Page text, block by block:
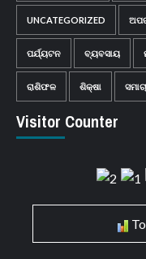
UNCATEGORIZED
ପର୍ଯ୍ୟଟନ ବ୍ୟବସାୟ
ରାଶିଫଳ ଶିକ୍ଷା
Visitor Counter